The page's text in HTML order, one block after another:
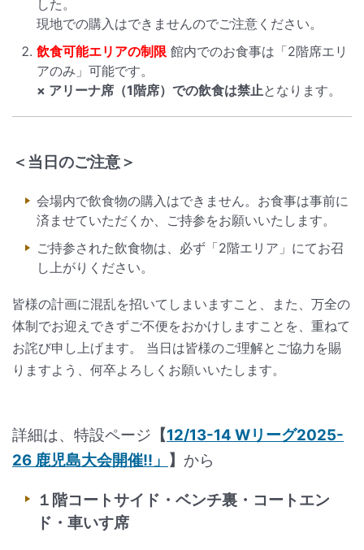
した。
現地での購入はできませんのでご注意ください。
飲食可能エリアの制限 館内でのお食事は「2階席エリ
アのみ」可能です。
× アリーナ席（1階席）での飲食は禁止となります。
＜当日のご注意＞
会場内で飲食物の購入はできません。お食事は事前に
済ませていただくか、ご持参をお願いいたします。
ご持参された飲食物は、必ず「2階エリア」にてお召
し上がりください。
皆様の計画に混乱を招いてしまいますこと、また、万全の
体制でお迎えできずご不便をおかけしますことを、重ねて
お詫び申し上げます。 当日は皆様のご理解とご協力を賜
りますよう、何卒よろしくお願いいたします。
詳細は、特設ページ 【12/13-14 Wリーグ2025-
26 鹿児島大会開催!!」 】 から
１階コートサイド・ベンチ裏・コートエン
ド・車いす席